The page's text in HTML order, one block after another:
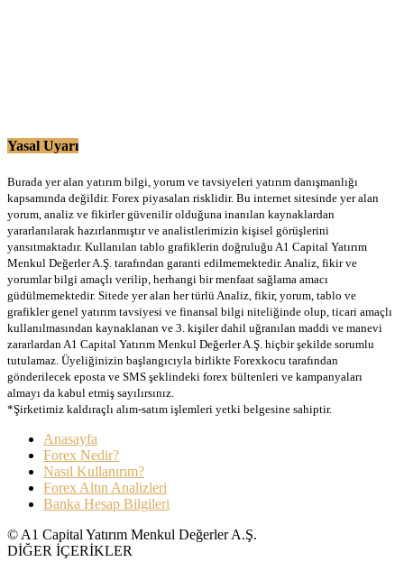
Yasal Uyarı
Burada yer alan yatırım bilgi, yorum ve tavsiyeleri yatırım danışmanlığı
kapsamında değildir. Forex piyasaları risklidir. Bu internet sitesinde yer alan
yorum, analiz ve fikirler güvenilir olduğuna inanılan kaynaklardan
yararlanılarak hazırlanmıştır ve analistlerimizin kişisel görüşlerini
yansıtmaktadır. Kullanılan tablo grafiklerin doğruluğu A1 Capital Yatırım
Menkul Değerler A.Ş. tarafından garanti edilmemektedir. Analiz, fikir ve
yorumlar bilgi amaçlı verilip, herhangi bir menfaat sağlama amacı
güdülmemektedir. Sitede yer alan her türlü Analiz, fikir, yorum, tablo ve
grafikler genel yatırım tavsiyesi ve finansal bilgi niteliğinde olup, ticari amaçlı
kullanılmasından kaynaklanan ve 3. kişiler dahil uğranılan maddi ve manevi
zararlardan A1 Capital Yatırım Menkul Değerler A.Ş. hiçbir şekilde sorumlu
tutulamaz. Üyeliğinizin başlangıcıyla birlikte Forexkocu tarafından
gönderilecek eposta ve SMS şeklindeki forex bültenleri ve kampanyaları
almayı da kabul etmiş sayılırsınız.
*Şirketimiz kaldıraçlı alım-satım işlemleri yetki belgesine sahiptir.
Anasayfa
Forex Nedir?
Nasıl Kullanırım?
Forex Altın Analizleri
Banka Hesap Bilgileri
© A1 Capital Yatırım Menkul Değerler A.Ş.
DİĞER İÇERİKLER